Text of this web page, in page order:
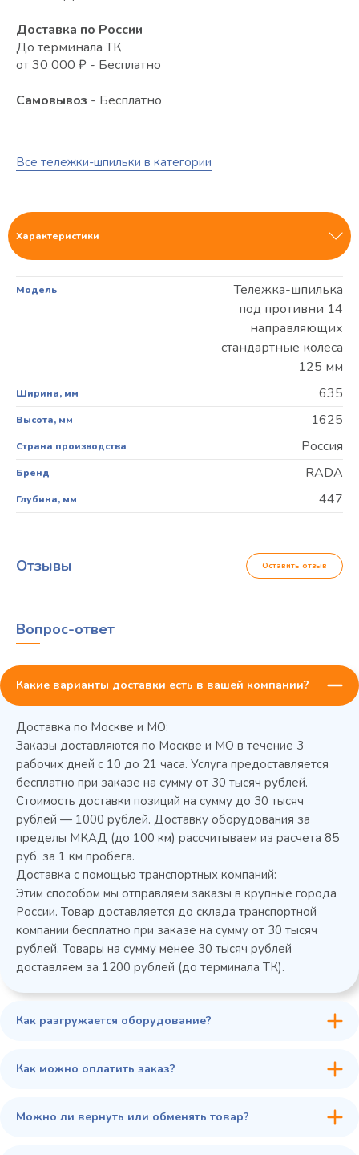
Все тележки-шпильки в категории
Доставка по России
До терминала ТК
от 30 000 ₽ - Бесплатно
Самовывоз - Бесплатно
Характеристики
Модель
Тележка-шпилька
под противни 14
направляющих
стандартные колеса
125 мм
Ширина, мм 635
Высота, мм 1625
Страна производства Россия
Бренд RADA
Глубина, мм 447
Колода разрубочная КР-5/5
45 900 ₽
Отзывы Оставить отзыв
Вопрос-ответ
Какие варианты доставки есть в вашей компании?
Доставка по Москве и МО:
Заказы доставляются по Москве и МО в течение 3
рабочих дней с 10 до 21 часа. Услуга предоставляется
бесплатно при заказе на сумму от 30 тысяч рублей.
Стоимость доставки позиций на сумму до 30 тысяч
рублей — 1000 рублей. Доставку оборудования за
пределы МКАД (до 100 км) рассчитываем из расчета 85
руб. за 1 км пробега.
Доставка с помощью транспортных компаний:
Этим способом мы отправляем заказы в крупные города
России. Товар доставляется до склада транспортной
компании бесплатно при заказе на сумму от 30 тысяч
рублей. Товары на сумму менее 30 тысяч рублей
доставляем за 1200 рублей (до терминала ТК).
Как разгружается оборудование?
Как можно оплатить заказ?
Можно ли вернуть или обменять товар?